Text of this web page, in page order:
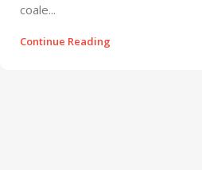
coale...
Continue Reading